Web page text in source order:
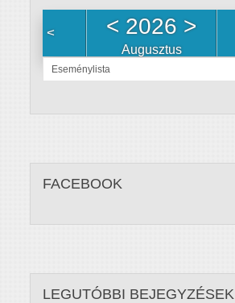
< < 2026 >
Augusztus
Eseménylista
FACEBOOK
LEGUTÓBBI BEJEGYZÉSEK